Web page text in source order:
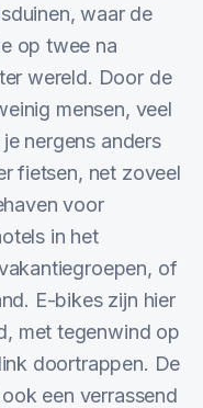
waar de
op twee na
wereld. Door de
mensen, veel
nergens anders
fietsen, net zoveel
voor
in het
of
E-bikes zijn hier
met tegenwind op
doortrappen. De
een verrassend